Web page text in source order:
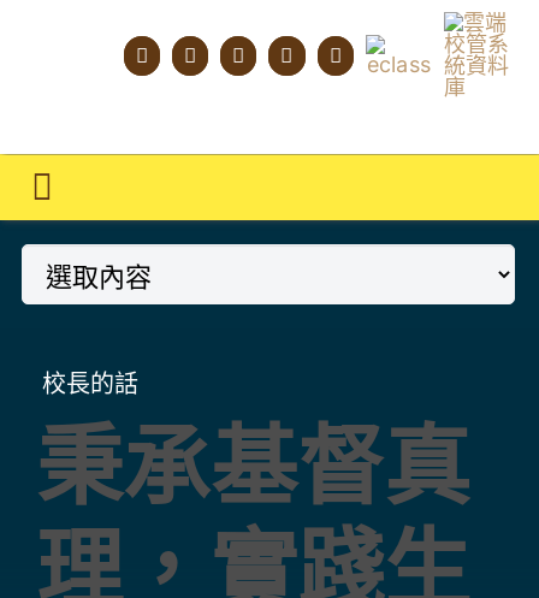
Toggle
Navigation
主頁
學校概覽
明才人學習藍圖
明才人成長階梯
教師專業社群
學生成就與學校活動
校長的話
秉承基督真
理，實踐生